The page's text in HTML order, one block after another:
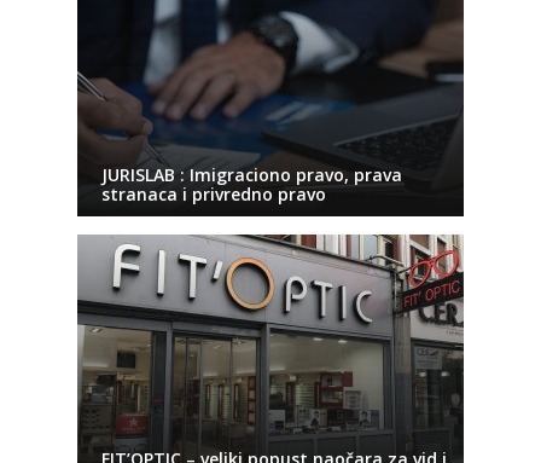
JURISLAB : Imigraciono pravo, prava
stranaca i privredno pravo